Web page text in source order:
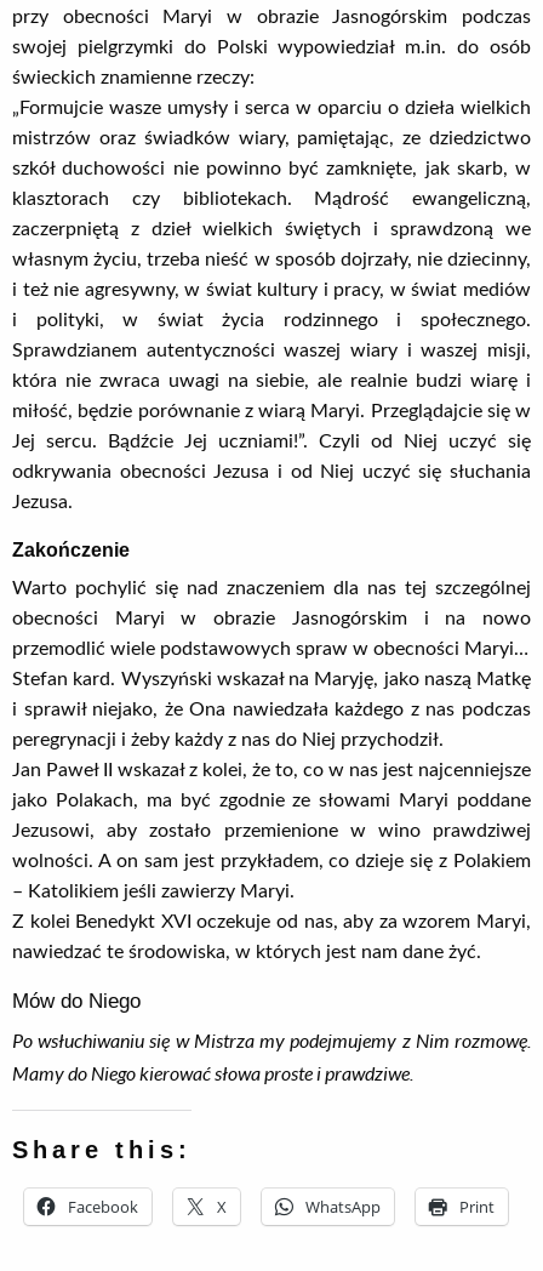
przy obecności Maryi w obrazie Jasnogórskim podczas
swojej pielgrzymki do Polski wypowiedział m.in. do osób
świeckich znamienne rzeczy:
„Formujcie wasze umysły i serca w oparciu o dzieła wielkich
mistrzów oraz świadków wiary, pamiętając, ze dziedzictwo
szkół duchowości nie powinno być zamknięte, jak skarb, w
klasztorach czy bibliotekach. Mądrość ewangeliczną,
zaczerpniętą z dzieł wielkich świętych i sprawdzoną we
własnym życiu, trzeba nieść w sposób dojrzały, nie dziecinny,
i też nie agresywny, w świat kultury i pracy, w świat mediów
i polityki, w świat życia rodzinnego i społecznego.
Sprawdzianem autentyczności waszej wiary i waszej misji,
która nie zwraca uwagi na siebie, ale realnie budzi wiarę i
miłość, będzie porównanie z wiarą Maryi. Przeglądajcie się w
Jej sercu. Bądźcie Jej uczniami!”. Czyli od Niej uczyć się
odkrywania obecności Jezusa i od Niej uczyć się słuchania
Jezusa.
Zakończenie
Warto pochylić się nad znaczeniem dla nas tej szczególnej
obecności Maryi w obrazie Jasnogórskim i na nowo
przemodlić wiele podstawowych spraw w obecności Maryi…
Stefan kard. Wyszyński wskazał na Maryję, jako naszą Matkę
i sprawił niejako, że Ona nawiedzała każdego z nas podczas
peregrynacji i żeby każdy z nas do Niej przychodził.
Jan Paweł II wskazał z kolei, że to, co w nas jest najcenniejsze
jako Polakach, ma być zgodnie ze słowami Maryi poddane
Jezusowi, aby zostało przemienione w wino prawdziwej
wolności. A on sam jest przykładem, co dzieje się z Polakiem
– Katolikiem jeśli zawierzy Maryi.
Z kolei Benedykt XVI oczekuje od nas, aby za wzorem Maryi,
nawiedzać te środowiska, w których jest nam dane żyć.
Mów do Niego
Po wsłuchiwaniu się w Mistrza my podejmujemy z Nim rozmowę.
Mamy do Niego kierować słowa proste i prawdziwe.
Share this:
Facebook X WhatsApp Print